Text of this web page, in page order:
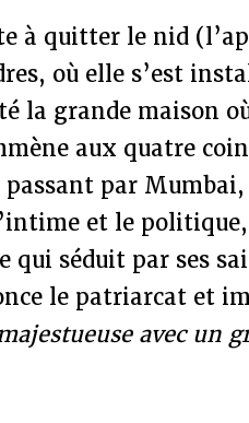
à quitter le nid
où elle s’est
la grande maison
aux quatre
par
et le
séduit par ses
le patriarcat et
avec un